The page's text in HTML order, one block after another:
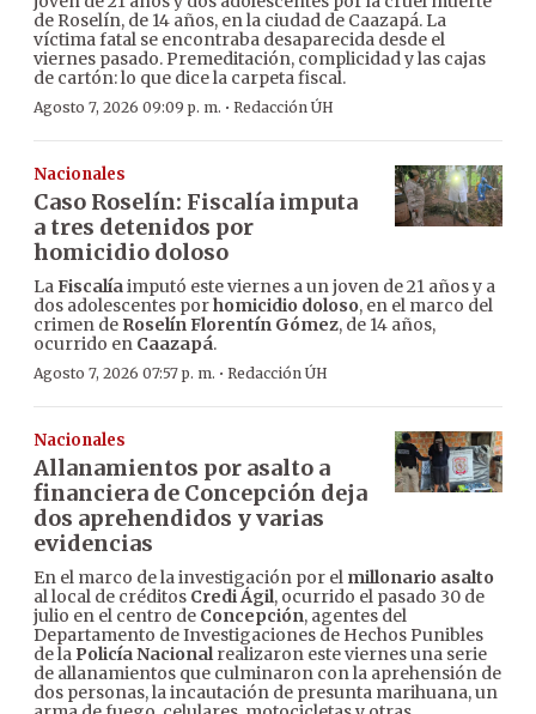
de Roselín, de 14 años, en la ciudad de Caazapá. La
víctima fatal se encontraba desaparecida desde el
viernes pasado. Premeditación, complicidad y las cajas
de cartón: lo que dice la carpeta fiscal.
Agosto 7, 2026 09:09 p. m. · Redacción ÚH
Nacionales
Caso Roselín: Fiscalía imputa
a tres detenidos por
homicidio doloso
LaFiscalíaimputó este viernes a un joven de 21 años y a
dos adolescentes porhomicidio doloso, en el marco del
crimen de Roselín Florentín Gómez, de 14 años,
ocurrido en Caazapá.
Agosto 7, 2026 07:57 p. m. · Redacción ÚH
Nacionales
Allanamientos por asalto a
financiera de Concepción deja
dos aprehendidos y varias
evidencias
En el marco de la investigación por el millonario asalto
al local de créditos Credi Ágil, ocurrido el pasado 30 de
julio en el centro de Concepción, agentes del
Departamento de Investigaciones de Hechos Punibles
de la Policía Nacionalrealizaron este viernes una serie
de allanamientos que culminaron con la aprehensión de
dos personas, la incautación de presunta marihuana, un